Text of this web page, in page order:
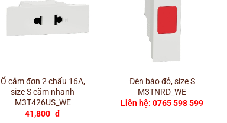
Ổ cắm đơn 2 chấu 16A,
size S cắm nhanh
M3T426US_WE
41,800 đ
Đèn báo đỏ, size S
M3TNRD_WE
Liên hệ: 0765 598 599